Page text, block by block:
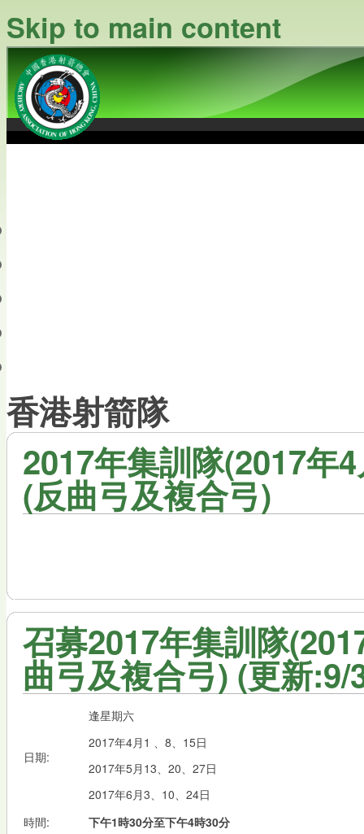
Skip to main content
香港射箭隊
2017年集訓隊(2017年
(反曲弓及複合弓)
召募2017年集訓隊
曲弓及複合弓) (更新:9/
日期:
逢星期六
2017年4月1 、8、15日
2017年5月13、20、27日
2017年6月3、10、24日
時間:
下午1時30分至下午4時30分